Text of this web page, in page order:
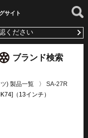
サイト
ください
ブランド検索
) 製品一覧
SA-27R
（13インチ）